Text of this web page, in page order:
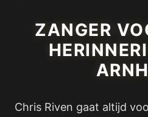
ZANGER
Chris Riven gaat altijd